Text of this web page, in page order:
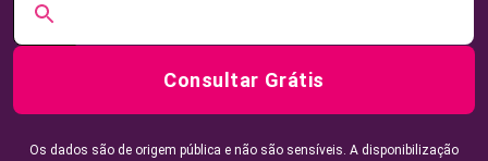
Consultar Grátis
Os dados são de origem pública e não são sensíveis. A disponibilização